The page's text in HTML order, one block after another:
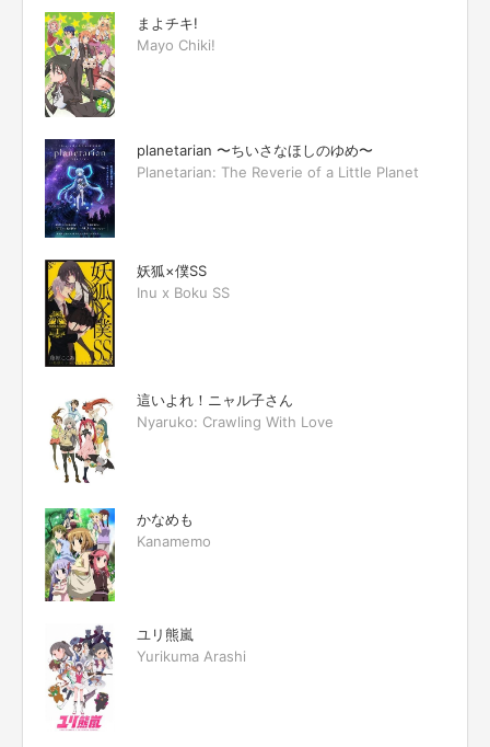
まよチキ!
Mayo Chiki!
planetarian 〜ちいさなほしのゆめ〜
Planetarian: The Reverie of a Little Planet
妖狐×僕SS
Inu x Boku SS
這いよれ！ニャル子さん
Nyaruko: Crawling With Love
かなめも
Kanamemo
ユリ熊嵐
Yurikuma Arashi